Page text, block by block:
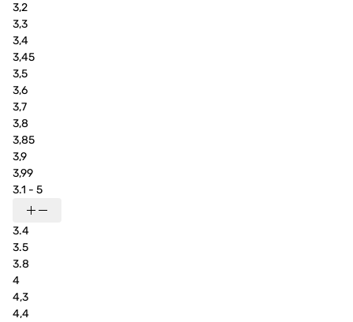
3,2
3,3
3,4
3,45
3,5
3,6
3,7
3,8
3,85
3,9
3,99
3.1 - 5
3.4
3.5
3.8
4
4,3
4,4